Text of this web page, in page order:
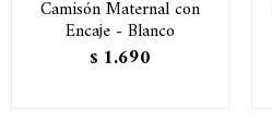
Camisón Maternal con
Encaje - Blanco
$ 1.690